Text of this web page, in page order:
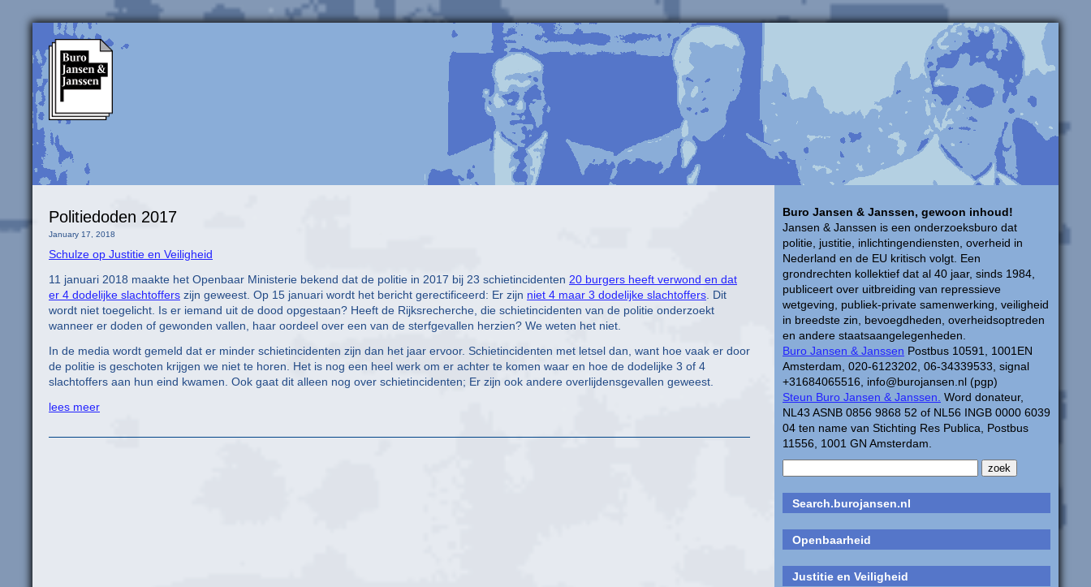
Buro Jansen & Janssen, gewoon inhoud!
Jansen & Janssen is een onderzoeksburo dat
politie, justitie, inlichtingendiensten, overheid in
Nederland en de EU kritisch volgt. Een
grondrechten kollektief dat al 40 jaar, sinds 1984,
publiceert over uitbreiding van repressieve
wetgeving, publiek-private samenwerking, veiligheid
in breedste zin, bevoegdheden, overheidsoptreden
en andere staatsaangelegenheden.
Buro Jansen & Janssen Postbus 10591, 1001EN
Amsterdam, 020-6123202, 06-34339533, signal
+31684065516, info@burojansen.nl (pgp)
Steun Buro Jansen & Janssen. Word donateur,
NL43 ASNB 0856 9868 52 of NL56 INGB 0000 6039
04 ten name van Stichting Res Publica, Postbus
11556, 1001 GN Amsterdam.
Search.burojansen.nl
Openbaarheid
Justitie en Veiligheid
Politiedoden 2017
January 17, 2018
Schulze op Justitie en Veiligheid
11 januari 2018 maakte het Openbaar Ministerie bekend dat de politie in 2017 bij 23 schietincidenten 20 burgers heeft verwond en dat
er 4 dodelijke slachtoffers zijn geweest. Op 15 januari wordt het bericht gerectificeerd: Er zijn niet 4 maar 3 dodelijke slachtoffers . Dit
wordt niet toegelicht. Is er iemand uit de dood opgestaan? Heeft de Rijksrecherche, die schietincidenten van de politie onderzoekt
wanneer er doden of gewonden vallen, haar oordeel over een van de sterfgevallen herzien? We weten het niet.
In de media wordt gemeld dat er minder schietincidenten zijn dan het jaar ervoor. Schietincidenten met letsel dan, want hoe vaak er door
de politie is geschoten krijgen we niet te horen. Het is nog een heel werk om er achter te komen waar en hoe de dodelijke 3 of 4
slachtoffers aan hun eind kwamen. Ook gaat dit alleen nog over schietincidenten; Er zijn ook andere overlijdensgevallen geweest.
lees meer